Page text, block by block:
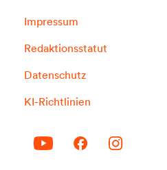
Impressum
Redaktionsstatut
Datenschutz
KI-Richtlinien